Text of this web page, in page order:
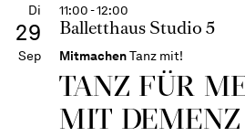
Di
29
Sep
11:00 - 12:00
Balletthaus Studio 5
MitmachenTanz mit!
TANZ FÜR
MIT DEMENZ